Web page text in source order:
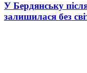
У Бердянську
залишилася без